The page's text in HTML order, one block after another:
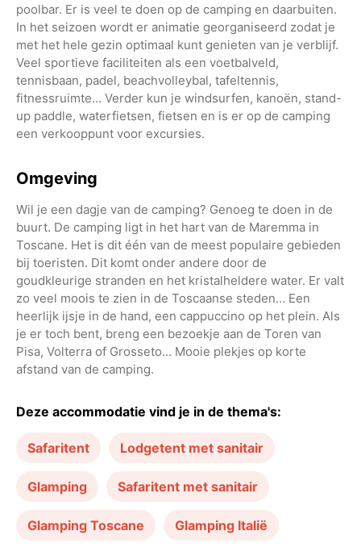
poolbar. Er is veel te doen op de camping en daarbuiten.
In het seizoen wordt er animatie georganiseerd zodat je
met het hele gezin optimaal kunt genieten van je verblijf.
Veel sportieve faciliteiten als een voetbalveld,
tennisbaan, padel, beachvolleybal, tafeltennis,
fitnessruimte... Verder kun je windsurfen, kanoën, stand-
up paddle, waterfietsen, fietsen en is er op de camping
een verkooppunt voor excursies.
Omgeving
Wil je een dagje van de camping? Genoeg te doen in de
buurt. De camping ligt in het hart van de Maremma in
Toscane. Het is dit één van de meest populaire gebieden
bij toeristen. Dit komt onder andere door de
goudkleurige stranden en het kristalheldere water. Er valt
zo veel moois te zien in de Toscaanse steden… Een
heerlijk ijsje in de hand, een cappuccino op het plein. Als
je er toch bent, breng een bezoekje aan de Toren van
Pisa, Volterra of Grosseto... Mooie plekjes op korte
afstand van de camping.
Deze accommodatie vind je in de thema's:
Safaritent Lodgetent met sanitair
Glamping Safaritent met sanitair
Glamping Toscane Glamping Italië